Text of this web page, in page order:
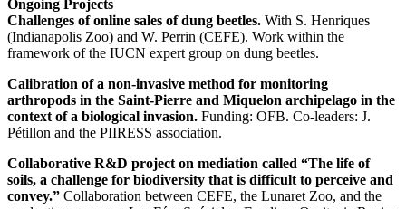
Ongoing Projects
Challenges of online sales of dung beetles. With S. Henriques
(Indianapolis Zoo) and W. Perrin (CEFE). Work within the
framework of the IUCN expert group on dung beetles.
Calibration of a non-invasive method for monitoring
arthropods in the Saint-Pierre and Miquelon archipelago in the
context of a biological invasion. Funding: OFB. Co-leaders: J.
Pétillon and the PIIRESS association.
Collaborative R&D project on mediation called “The life of
soils, a challenge for biodiversity that is difficult to perceive and
convey.” Collaboration between CEFE, the Lunaret Zoo, and the